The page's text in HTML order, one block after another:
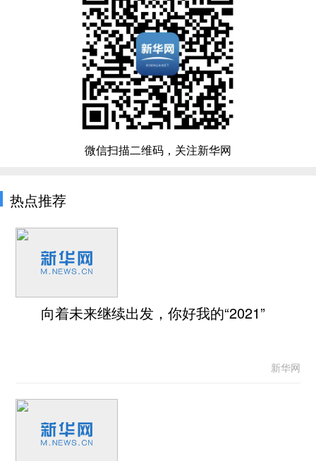
微信扫描二维码，关注新华网
热点推荐
向着未来继续出发，你好我的“2021”
新华网